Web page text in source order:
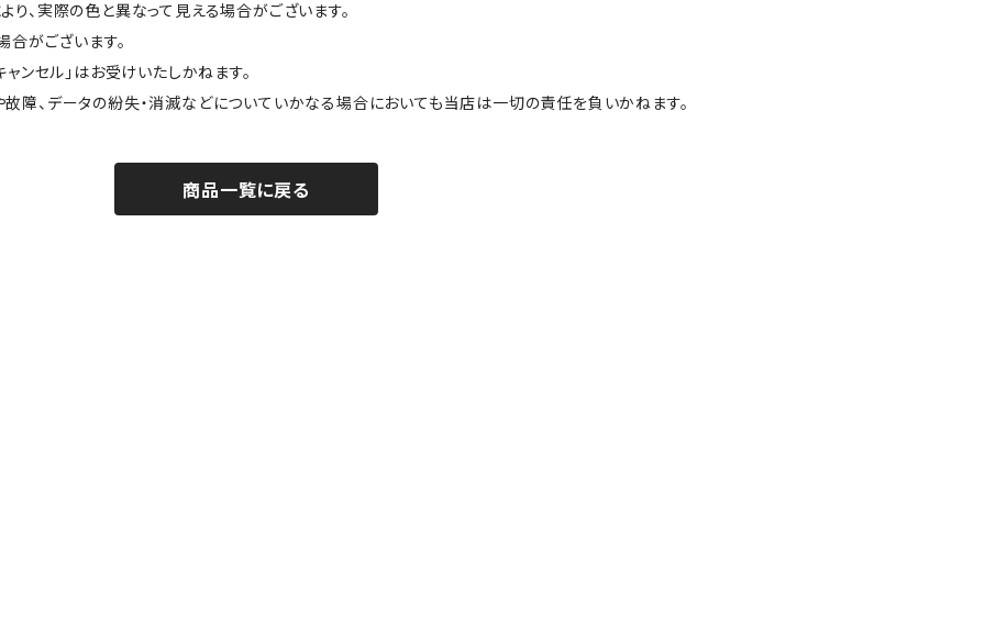
、実際の色と異なって見える場合がございます。
合がございます。
ンセル」はお受けいたしかねます。
、データの紛失・消滅などについていかなる場合においても当店は一切の責任を負いかねます。
商品一覧に戻る